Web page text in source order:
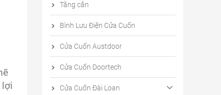
lợi
Tăng cân
Bình Lưu Điện Cửa Cuốn
Cửa Cuốn Austdoor
Cửa Cuốn Doortech
Cửa Cuốn Đài Loan